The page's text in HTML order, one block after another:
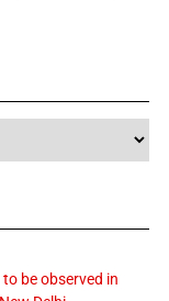
be observed in